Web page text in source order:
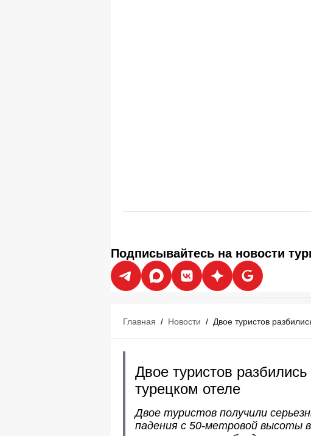
Подписывайтесь на новости
Главная / Новости / Двое туристов
Двое туристов
турецком отеле
Двое туристов получили
падения с 50-метровой высоты